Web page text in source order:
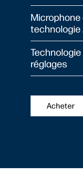
technologie
réglages
Acheter